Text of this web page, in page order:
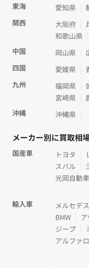
東海
愛知県
関西
大阪府
和歌山県
中国
岡山県
四国
愛媛県
九州
福岡県
宮崎県
沖縄
沖縄県
メーカー別に買取相
国産車 トヨタ
スバル
光岡自動車
輸入車 メルセデ
BMW
ジープ
アルファ